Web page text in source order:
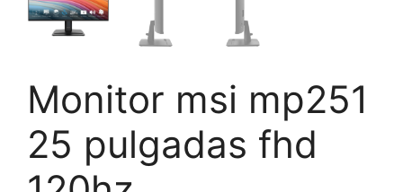
Monitor msi mp251
25 pulgadas fhd